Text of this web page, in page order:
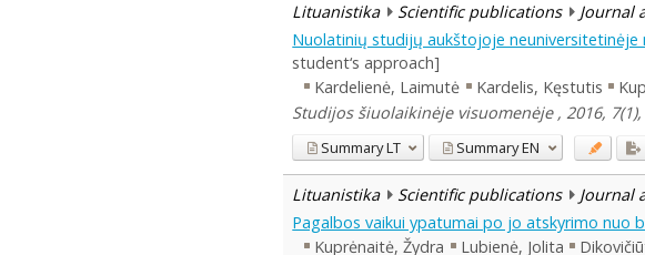
Lituanistika Scientific publications Journal
Nuolatinių studijų aukštojoje
student‘s approach]
Kardelienė, Laimutė
Kardelis, Kęstutis
Studijos šiuolaikinėje visuomenėje , 2016, 7(1),
SummaryLT SummaryEN
Lituanistika Scientific publications Journal
Pagalbos vaikui ypatumai po jo atskyrimo nuo
Kuprėnaitė, Žydra
Lubienė, Jolita